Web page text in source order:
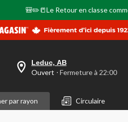
🎒✏️📒Le Retour en classe
votre
est
Leduc,
AB,
Leduc, AB
Ouvert ⋅ Fermeture à 22:00
par rayon Circulaire